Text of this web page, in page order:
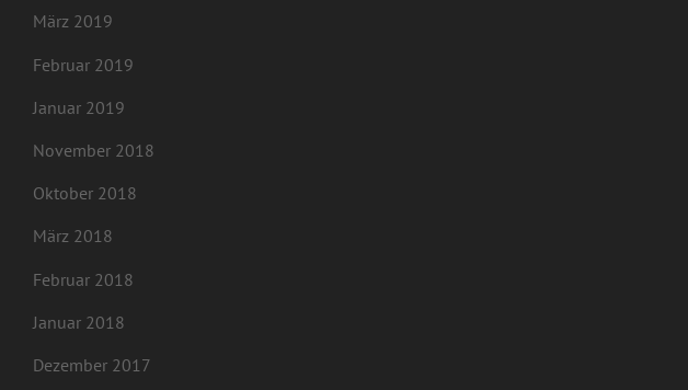
März 2019
Februar 2019
Januar 2019
November 2018
Oktober 2018
März 2018
Februar 2018
Januar 2018
Dezember 2017